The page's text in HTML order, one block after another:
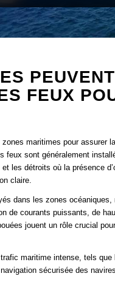
PEUVENT
FEUX
maritimes pour assurer
feux sont généralement
les détroits où la présence
claire.
dans les zones océaniques,
de courants puissants, de
jouent un rôle crucial
maritime intense, tels que
sécurisée des navires.